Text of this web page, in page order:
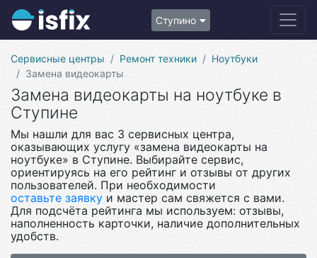
Ступино
Сервисные центры Ремонт техники
Ноутбуки
Замена видеокарты
Замена видеокарты на ноутбуке в
Ступине
Мы нашли для вас 3 сервисных центра,
оказывающих услугу «замена видеокарты на
ноутбуке» в Ступине. Выбирайте сервис,
ориентируясь на его рейтинг и отзывы от других
пользователей. При необходимости
оставьте заявку и мастер сам свяжется с вами.
Для подсчёта рейтинга мы используем: отзывы,
наполненность карточки, наличие дополнительных
удобств.